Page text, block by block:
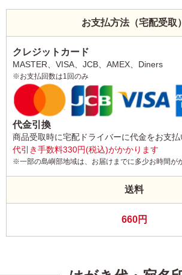
お支払方法（宅配受取）
クレジットカード
MASTER、VISA、JCB、AMEX、Diners
※お支払回数は1回のみ
代金引換
商品受取時に宅配ドライバーに代金をお支払
代引き手数料330円(税込)がかかります
※一部の島嶼部地域は、お届けまでに多少お時間が
送料
660円